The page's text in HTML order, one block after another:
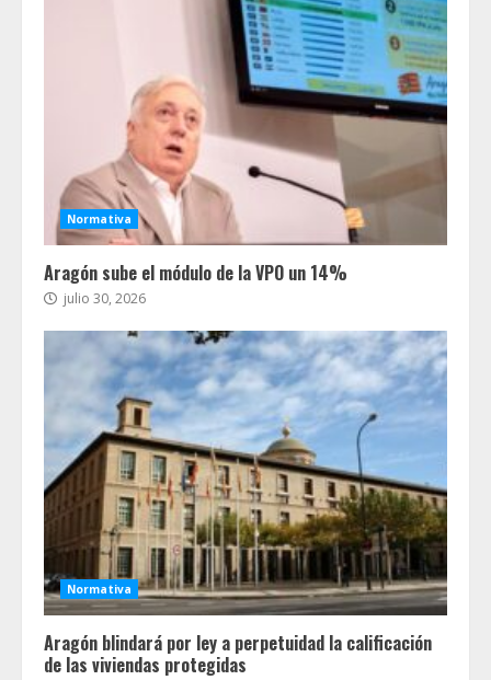
Normativa
Aragón sube el módulo de la VPO un 14%
julio 30, 2026
Normativa
Aragón blindará por ley a perpetuidad la calificación
de las viviendas protegidas